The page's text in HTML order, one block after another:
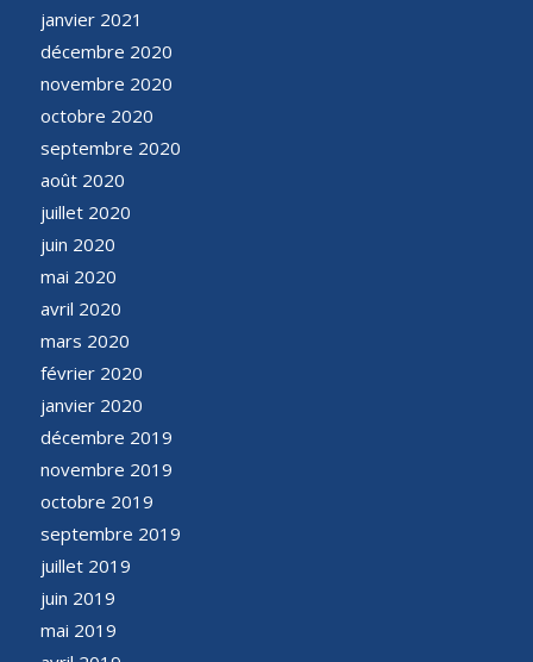
janvier 2021
décembre 2020
novembre 2020
octobre 2020
septembre 2020
août 2020
juillet 2020
juin 2020
mai 2020
avril 2020
mars 2020
février 2020
janvier 2020
décembre 2019
novembre 2019
octobre 2019
septembre 2019
juillet 2019
juin 2019
mai 2019